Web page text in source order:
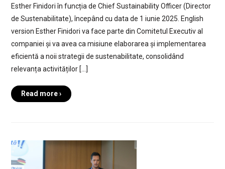
Esther Finidori în funcția de Chief Sustainability Officer (Director
de Sustenabilitate), începând cu data de 1 iunie 2025. English
version Esther Finidori va face parte din Comitetul Executiv al
companiei și va avea ca misiune elaborarea și implementarea
eficientă a noii strategii de sustenabilitate, consolidând
relevanța activităților […]
Read more ›